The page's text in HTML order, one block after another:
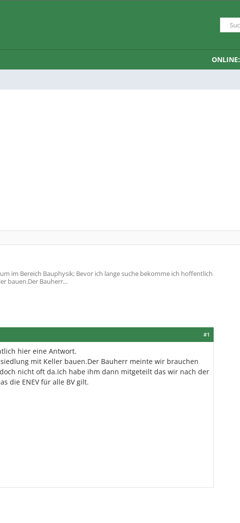
ONLINE:
im Bereich Bauphysik; Bevor ich lange suche bekomme ich hoffentlich
bauen.Der Bauherr...
#1
hier eine Antwort.
mit Keller bauen.Der Bauherr meinte wir brauchen
nicht oft da.Ich habe ihm dann mitgeteilt das wir nach der
die ENEV für alle BV gilt.